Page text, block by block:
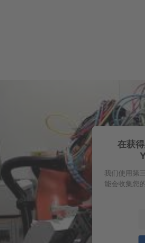
在获
我们使用第
能会收集您